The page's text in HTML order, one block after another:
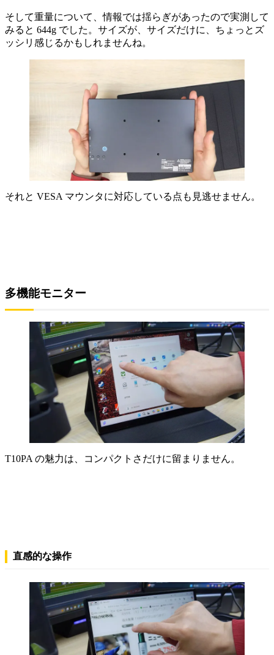
そして重量について、情報では揺らぎがあったので実測して
みると 644g でした。サイズが、サイズだけに、ちょっとズ
ッシリ感じるかもしれませんね。
それと VESA マウンタに対応している点も見逃せません。
多機能モニター
T10PA の魅力は、コンパクトさだけに留まりません。
直感的な操作